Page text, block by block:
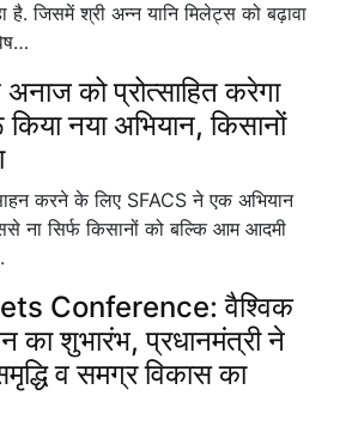
है. जिसमें श्री अन्न यानि मिलेट्स को बढ़ावा
को प्रोत्साहित करेगा
नया अभियान, किसानों
करने के लिए SFACS ने एक अभियान
ना सिर्फ किसानों को बल्कि आम आदमी
Conference: वैश्विक
का शुभारंभ, प्रधानमंत्री ने
व समग्र विकास का